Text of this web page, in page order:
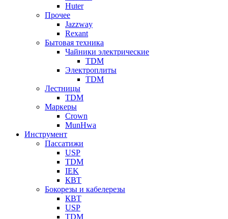
Huter
Прочее
Jazzway
Rexant
Бытовая техника
Чайники электрические
TDM
Электроплиты
TDM
Лестницы
TDM
Маркеры
Crown
MunHwa
Инструмент
Пассатижи
USP
TDM
IEK
КВТ
Бокорезы и кабелерезы
КВТ
USP
TDM